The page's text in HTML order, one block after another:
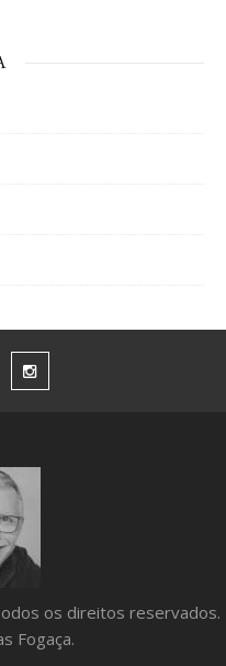
os direitos reservados.
Fogaça.